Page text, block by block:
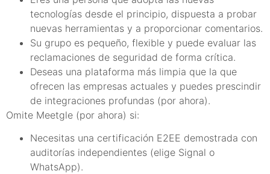
tecnologías desde el principio, dispuesta a probar
nuevas herramientas y a proporcionar comentarios.
Su grupo es pequeño, flexible y puede evaluar las
reclamaciones de seguridad de forma crítica.
Deseas una plataforma más limpia que la que
ofrecen las empresas actuales y puedes prescindir
de integraciones profundas (por ahora).
Omite Meetgle (por ahora) si:
Necesitas una certificación E2EE demostrada con
auditorías independientes (elige Signal o
WhatsApp).